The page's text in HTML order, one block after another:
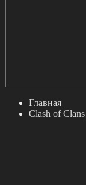
Главная
Clash of Clans